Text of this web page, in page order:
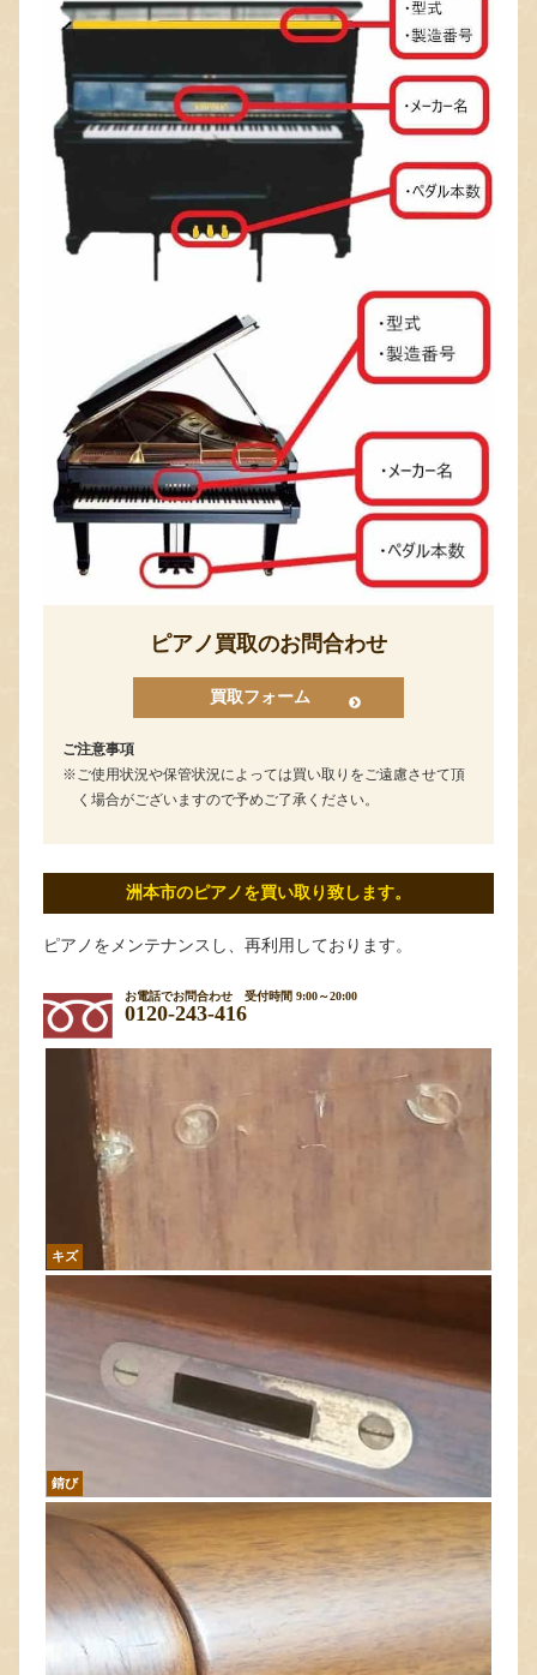
ピアノ買取のお問合わせ
買取フォーム
ご注意事項
ご使用状況や保管状況によっては買い取りをご遠慮させて頂
く場合がございますので予めご了承ください。
洲本市のピアノを買い取り致します。
ピアノをメンテナンスし、再利用しております。
お電話でお問合わせ 受付時間 9:00～20:00
0120-243-416
キズ
錆び